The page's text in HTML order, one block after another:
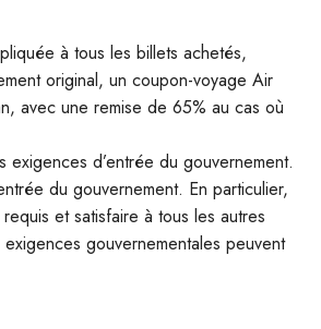
à tous les billets achetés,
original, un coupon-voyage Air
avec une remise de 65% au cas où
d’entrée du gouvernement.
du gouvernement. En particulier,
et satisfaire à tous les autres
gouvernementales peuvent